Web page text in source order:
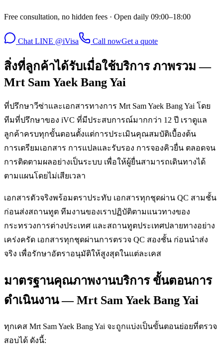
Free consultation, no hidden fees · Open daily 09:00–18:00
Chat LINE @iVisa Call nowGet a quote
สิ่งที่ลูกค้าได้รับเมื่อใช้บริการ ภาพรวม —
Mrt Sam Yaek Bang Yai
ที่ปรึกษาวีซ่าและเอกสารทางการ Mrt Sam Yaek Bang Yai โดย
ทีมที่ปรึกษาของ iVC ที่มีประสบการณ์มากกว่า 12 ปี เราดูแล
ลูกค้าครบทุกขั้นตอนตั้งแต่การประเมินคุณสมบัติเบื้องต้น
การเตรียมเอกสาร การแปลและรับรอง การจองคิวยื่น ตลอดจน
การติดตามผลอย่างเป็นระบบ เพื่อให้ผู้ยื่นสามารถเดินทางได้
ตามแผนโดยไม่เสียเวลา
เอกสารตัวจริงพร้อมตราประทับ เอกสารทุกชุดผ่าน QC สามชั้น
ก่อนส่งสถานทูต ทีมงานของเราปฏิบัติตามแนวทางของ
กระทรวงการต่างประเทศ และสถานทูตประเทศปลายทางอย่าง
เคร่งครัด เอกสารทุกชุดผ่านการตรวจ QC สองชั้น ก่อนนำส่ง
จริง เพื่อรักษาอัตราอนุมัติให้สูงสุดในแต่ละเคส
มาตรฐานคุณภาพงานบริการ ขั้นตอนการ
ดำเนินงาน — Mrt Sam Yaek Bang Yai
ทุกเคส Mrt Sam Yaek Bang Yai จะถูกแบ่งเป็นขั้นตอนย่อยที่ตรวจ
สอบได้ ดังนี้: